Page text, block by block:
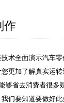
作
术全面演示汽车
更加了解真实运转
够省去消费者很
们要知道要做好